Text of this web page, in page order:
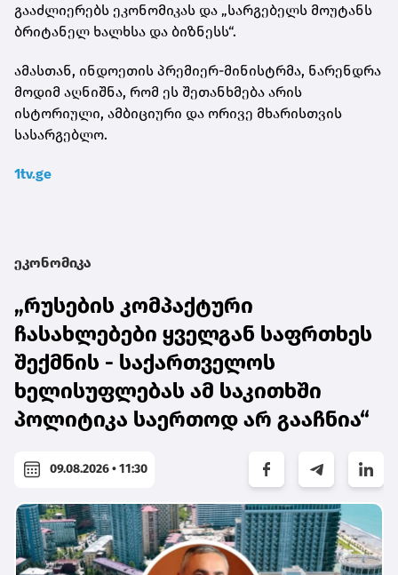
გააძლიერებს ეკონომიკას და „სარგებელს მოუტანს
ბრიტანელ ხალხსა და ბიზნესს“.
ამასთან, ინდოეთის პრემიერ-მინისტრმა, ნარენდრა
მოდიმ აღნიშნა, რომ ეს შეთანხმება არის
ისტორიული, ამბიციური და ორივე მხარისთვის
სასარგებლო.
1tv.ge
ეკონომიკა
„რუსების კომპაქტური
ჩასახლებები ყველგან საფრთხეს
შექმნის - საქართველოს
ხელისუფლებას ამ საკითხში
პოლიტიკა საერთოდ არ გააჩნია“
09.08.2026 • 11:30